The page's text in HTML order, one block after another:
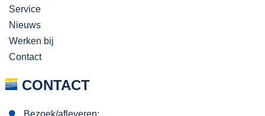
Service
Nieuws
Werken bij
Contact
CONTACT
Bezoek/afleveren: